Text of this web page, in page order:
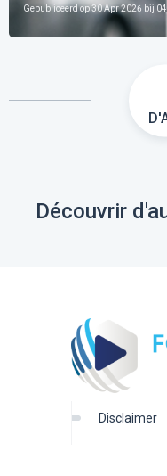
Gepubliceerd op30 Apr 2026 bij
Découvrir
disclaimer